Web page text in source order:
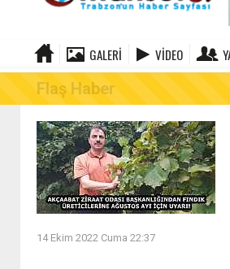
GALERI VIDEO
Flaş Haber
AKÇAABAT ZİRAAT
14 Ekim 2022 Cuma 22:37